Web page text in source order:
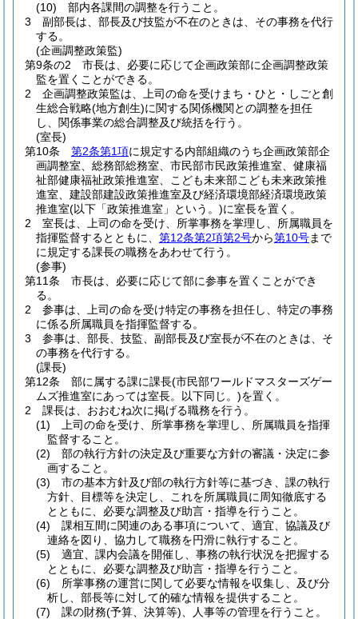
(10)
部内各課間の調整を行うこと。
3
副部長は、部長及び技監が不在のときは、その事務を代行
する。
(企画調整政策監)
第9条の2
市長は、必要に応じて企画政策部に企画調整政策
監を置くことができる。
2
企画調整政策監は、上司の命を受けまち・ひと・しごと創
生総合戦略(地方創生)に関する関係機関との調整を担任
し、関係事業の総合調整及び統括を行う。
(室長)
第10条
第2条第1項に規定する内部組織のうち企画政策部企
画調整室、総務部総務室、市民部市民政策推進室、健康福
祉部健康福祉政策推進室、こども未来部こども未来政策推
進室、建設部建設政策推進室及び経済環境部経済環境政策
推進室(以下「政策推進室」という。)に室長を置く。
2
室長は、上司の命を受け、所掌事務を掌理し、所属職員を
指揮監督するとともに、 第12条第2項第2号から第10号まで
に規定する課長の職務をあわせて行う。
(参事)
第11条
市長は、必要に応じて部に参事を置くことができ
る。
2
参事は、上司の命を受け特定の事務を担任し、特定の事務
に係る所属職員を指揮監督する。
3
参事は、部長、技監、副部長及び室長が不在のときは、そ
の事務を代行する。
(課長)
第12条
部に属する課に課長(市民部ワールドマスターズゲー
ムズ推進室にあっては室長。以下同じ。)を置く。
2
課長は、おおむね次に掲げる職務を行う。
(1)
上司の命を受け、所掌事務を掌理し、所属職員を指揮
監督すること。
(2)
部の執行方針の決定及び重要な方針の審議・決定に参
画すること。
(3)
市の基本方針及び部の執行方針等に基づき、課の執行
方針、目標等を決定し、これを所属職員に周知徹底する
とともに、必要な調整及び助言・指導を行うこと。
(4)
課相互間に関連のある事項について、適宜、協議及び
連絡を図り、協力して職務を円滑に執行すること。
(5)
適宜、課内会議を開催し、事務の執行状況を把握する
とともに、必要な調整及び助言・指導を行うこと。
(6)
所掌事務の運営に関して必要な情報を収集し、及び分
析し、部長等に対して的確な情報を提供すること。
(7)
課の財務(予算、決算等) 、人事等の管理を行うこと。